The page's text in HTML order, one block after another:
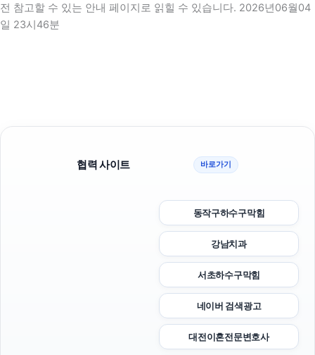
전 참고할 수 있는 안내 페이지로 읽힐 수 있습니다. 2026년06월04
일 23시46분
협력 사이트 바로가기
동작구하수구막힘
강남치과
서초하수구막힘
네이버 검색광고
대전이혼전문변호사